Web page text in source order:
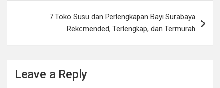
7 Toko Susu dan Perlengkapan Bayi Surabaya
Rekomended, Terlengkap, dan Termurah
Leave a Reply